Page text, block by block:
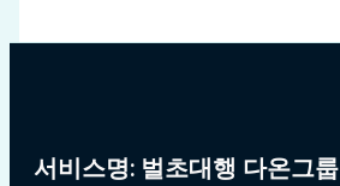
서비스명: 벌초대행 다온그룹